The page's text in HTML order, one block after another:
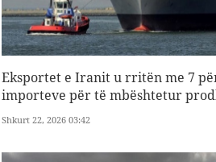
Eksportet e Iranit u rritën me 7
importeve për të mbështetur
Shkurt 22, 2026 03:42